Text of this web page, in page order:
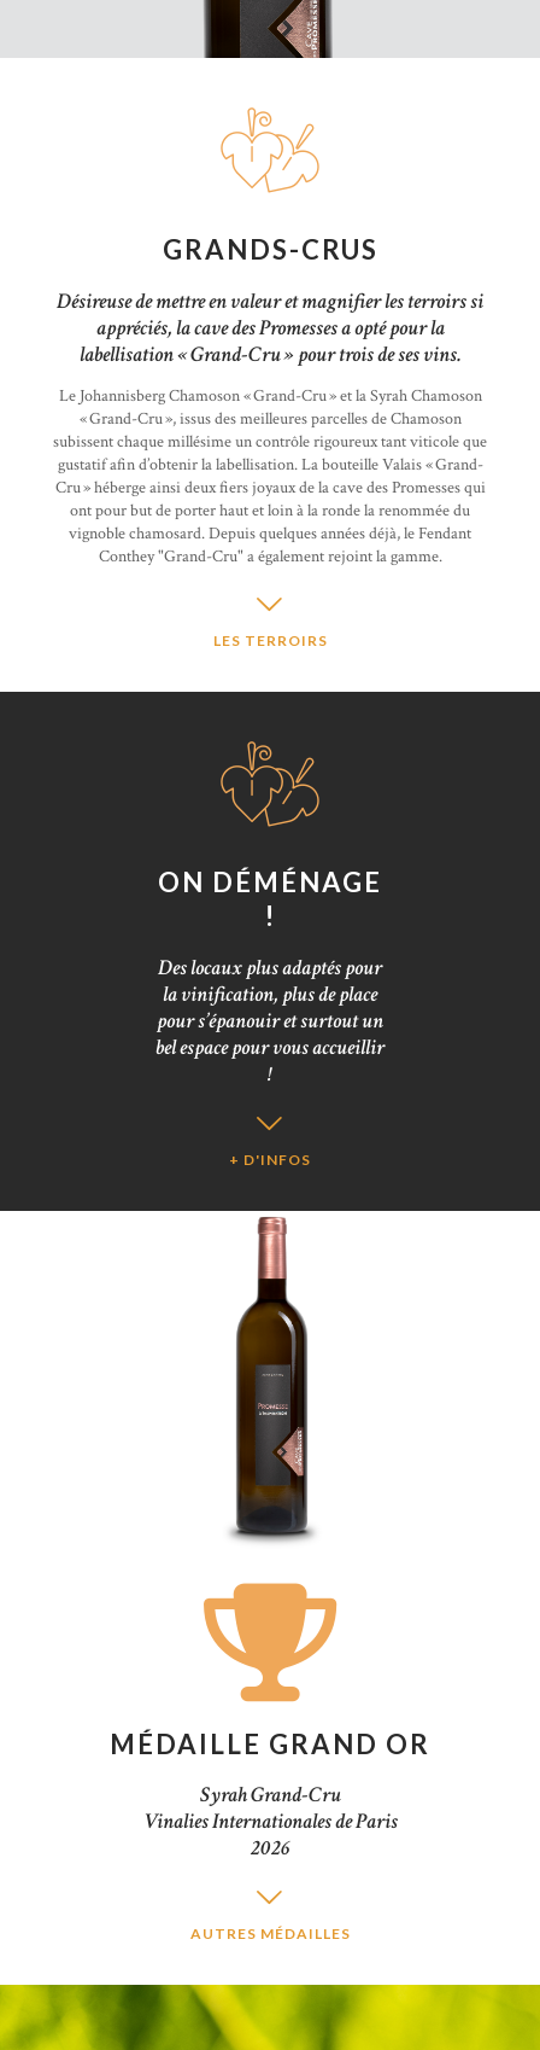
GRANDS-CRUS
Désireuse de mettre en valeur et magnifier les terroirs si
appréciés, la cave des Promesses a opté pour la
labellisation « Grand-Cru » pour trois de ses vins.
Le Johannisberg Chamoson « Grand-Cru » et la Syrah Chamoson
« Grand-Cru », issus des meilleures parcelles de Chamoson
subissent chaque millésime un contrôle rigoureux tant viticole que
gustatif afin d’obtenir la labellisation. La bouteille Valais « Grand-
Cru » héberge ainsi deux fiers joyaux de la cave des Promesses qui
ont pour but de porter haut et loin à la ronde la renommée du
vignoble chamosard. Depuis quelques années déjà, le Fendant
Conthey "Grand-Cru" a également rejoint la gamme.
LES TERROIRS
ON DÉMÉNAGE
!
Des locaux plus adaptés pour
la vinification, plus de place
pour s’épanouir et surtout un
bel espace pour vous accueillir
!
+ D'INFOS
MÉDAILLE GRAND OR
Syrah Grand-Cru
Vinalies Internationales de Paris
2026
AUTRES MÉDAILLES